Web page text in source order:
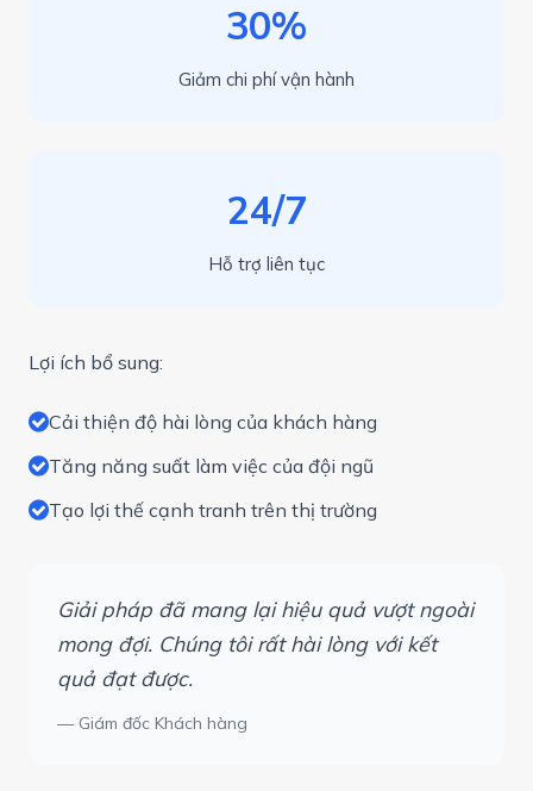
30%
Giảm chi phí vận hành
24/7
Hỗ trợ liên tục
Lợi ích bổ sung:
Cải thiện độ hài lòng của khách hàng
Tăng năng suất làm việc của đội ngũ
Tạo lợi thế cạnh tranh trên thị trường
Giải pháp đã mang lại hiệu quả vượt ngoài
mong đợi. Chúng tôi rất hài lòng với kết
quả đạt được.
— Giám đốc Khách hàng